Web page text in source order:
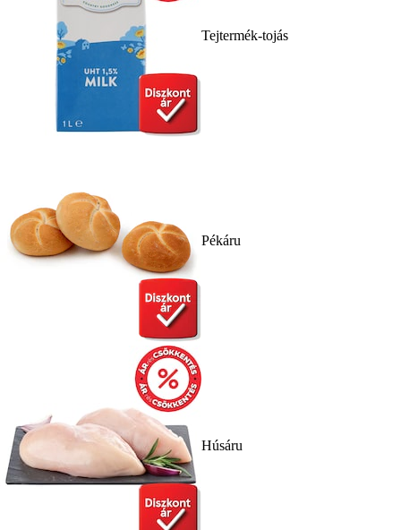
Tejtermék-tojás
Pékáru
Húsáru